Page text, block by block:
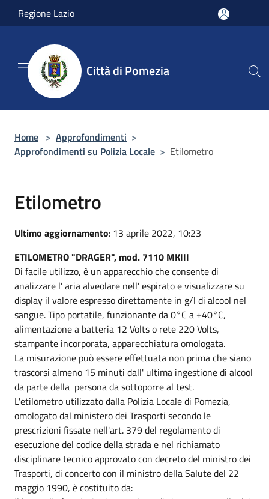
Salta al contenuto principale
Regione Lazio
Città di Pomezia
Home > Approfondimenti >
Approfondimenti su Polizia Locale > Etilometro
Etilometro
Ultimo aggiornamento: 13 aprile 2022, 10:23
ETILOMETRO "DRAGER", mod. 7110 MKIII
Di facile utilizzo, è un apparecchio che consente di
analizzare l' aria alveolare nell' espirato e visualizzare su
display il valore espresso direttamente in g/l di alcool nel
sangue. Tipo portatile, funzionante da 0°C a +40°C,
alimentazione a batteria 12 Volts o rete 220 Volts,
stampante incorporata, apparecchiatura omologata.
La misurazione può essere effettuata non prima che siano
trascorsi almeno 15 minuti dall' ultima ingestione di alcool
da parte della persona da sottoporre al test.
L'etilometro utilizzato dalla Polizia Locale di Pomezia,
omologato dal ministero dei Trasporti secondo le
prescrizioni fissate nell'art. 379 del regolamento di
esecuzione del codice della strada e nel richiamato
disciplinare tecnico approvato con decreto del ministro dei
Trasporti, di concerto con il ministro della Salute del 22
maggio 1990, è costituito da: